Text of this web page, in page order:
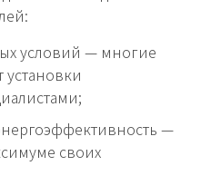
условий — многие
—
своих